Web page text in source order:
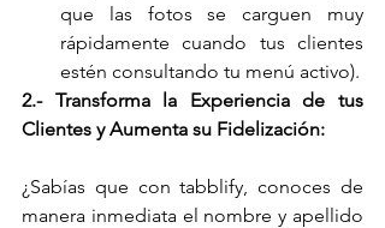
que las fotos se carguen muy
rápidamente cuando tus clientes
estén consultando tu menú activo).
2.- Transforma la Experiencia de tus
Clientes y Aumenta su Fidelización:
¿Sabías que con tabblify, conoces de
manera inmediata el nombre y apellido